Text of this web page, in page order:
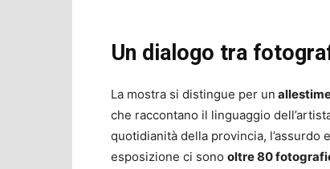
Un dialogo tra
La mostra si distingue per un
che raccontano il linguaggio
quotidianità della provincia,
esposizione ci sono oltre 80